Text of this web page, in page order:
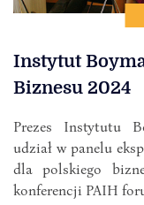
Instytut
Biznesu 2024
Prezes Instytutu
udział w panelu
dla polskiego
konferencji PAIH